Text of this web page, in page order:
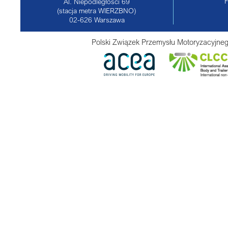
(stacja metra WIERZBNO)
02-626 Warszawa
Polski Związek Przemysłu